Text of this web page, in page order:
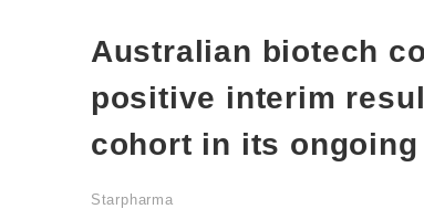
Australian biotech
positive interim
cohort in its
Starpharma